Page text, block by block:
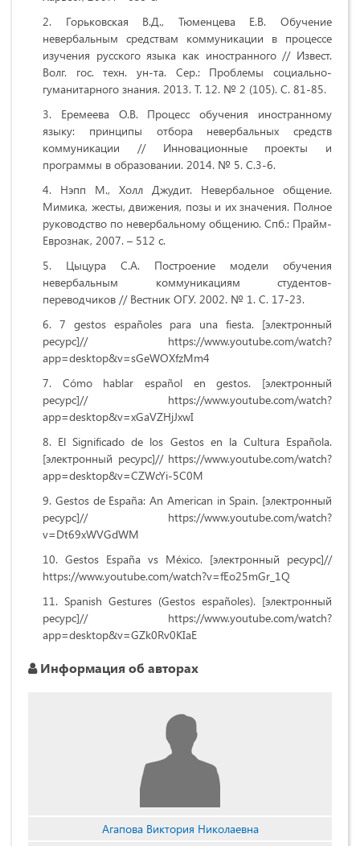
Горьковская В.Д., Тюменцева Е.В. Обучение
невербальным средствам коммуникации в процессе
изучения русского языка как иностранного // Извест.
Волг. гос. техн. ун-та. Сер.: Проблемы социально-
гуманитарного знания. 2013. Т. 12. № 2 (105). C. 81-85.
Еремеева О.В. Процесс обучения иностранному
языку: принципы отбора невербальных средств
коммуникации // Инновационные проекты и
программы в образовании. 2014. № 5. C.3-6.
Нэпп М., Холл Джудит. Невербальное общение.
Мимика, жесты, движения, позы и их значения. Полное
руководство по невербальному общению. Спб.: Прайм-
Еврознак, 2007. – 512 с.
Цыцура С.А. Построение модели обучения
невербальным коммуникациям студентов-
переводчиков // Вестник ОГУ. 2002. № 1. C. 17-23.
7 gestos españoles para una fiesta. [электронный
ресурс]// https://www.youtube.com/watch?
app=desktop&v=sGeWOXfzMm4
Cómo hablar español en gestos. [электронный
ресурс]// https://www.youtube.com/watch?
app=desktop&v=xGaVZHjJxwI
El Significado de los Gestos en la Cultura Española.
[электронный ресурс]// https://www.youtube.com/watch?
app=desktop&v=CZWcYi-5C0M
Gestos de España: An American in Spain. [электронный
ресурс]// https://www.youtube.com/watch?
v=Dt69xWVGdWM
Gestos España vs México. [электронный ресурс]//
https://www.youtube.com/watch?v=fEo25mGr_1Q
Spanish Gestures (Gestos españoles). [электронный
ресурс]// https://www.youtube.com/watch?
app=desktop&v=GZk0Rv0KIaE
Информация об авторах
Агапова Виктория Николаевна